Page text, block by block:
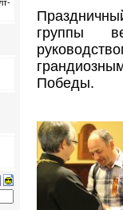
группы
Победы.